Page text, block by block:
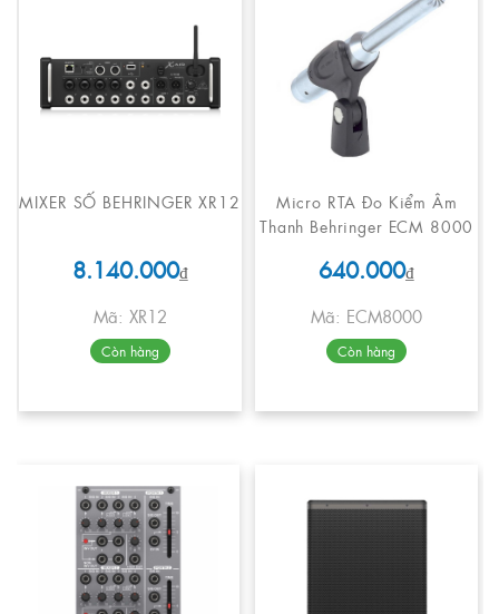
MIXER SỐ BEHRINGER XR12
8.140.000₫
Mã: XR12
Còn hàng
Micro RTA Đo Kiểm Âm
Thanh Behringer ECM 8000
640.000₫
Mã: ECM8000
Còn hàng